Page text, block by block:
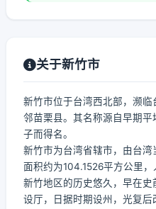
关于新竹市
新竹市位于台湾西北部，濒
邻苗栗县。其名称源自早期
子而得名。
新竹市为台湾省辖市，由台
面积约为104.1526平方公里
新竹地区的历史悠久，早在
设厅，日据时期设州，光复